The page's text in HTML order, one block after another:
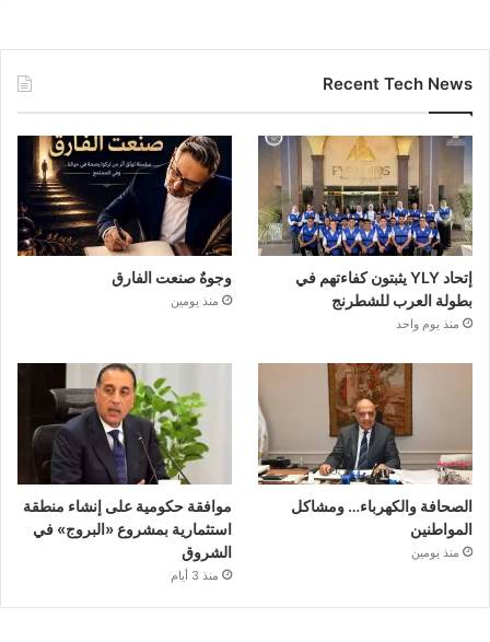
Recent Tech News
إتحاد YLY يثبتون كفاءتهم في
بطولة العرب للشطرنج
منذ يوم واحد
وجوهٌ صنعت الفارق
منذ يومين
الصحافة والكهرباء… ومشاكل
المواطنين
منذ يومين
موافقة حكومية على إنشاء منطقة
استثمارية بمشروع «البروج» في
الشروق
منذ 3 أيام